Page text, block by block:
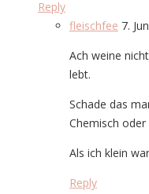
Reply
fleischfee 7.
Ach weine
lebt.
Schade das
Chemisch
Als ich klein
Reply